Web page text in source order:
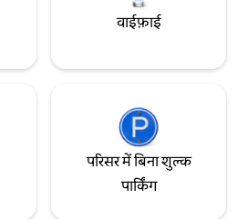
वाईफ़ाई
परिसर में बिना शुल्क
पार्किंग